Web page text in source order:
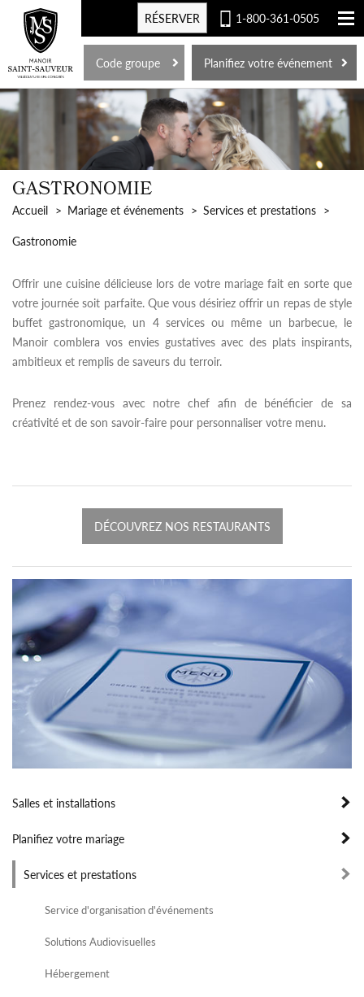
EN
1-800-361-0505
RÉSERVER
Planifiez votre événement
Code groupe
GASTRONOMIE
Accueil Mariage et événements
Services et prestations
Gastronomie
Offrir une cuisine délicieuse lors de votre mariage fait en sorte que
votre journée soit parfaite. Que vous désiriez offrir un repas de style
buffet gastronomique, un 4 services ou même un barbecue, le
Manoir comblera vos envies gustatives avec des plats inspirants,
ambitieux et remplis de saveurs du terroir.
Prenez rendez-vous avec notre chef afin de bénéficier de sa
créativité et de son savoir-faire pour personnaliser votre menu.
DÉCOUVREZ NOS RESTAURANTS
Salles et installations
Planifiez votre mariage
Services et prestations
Service d'organisation d'événements
Solutions Audiovisuelles
Hébergement